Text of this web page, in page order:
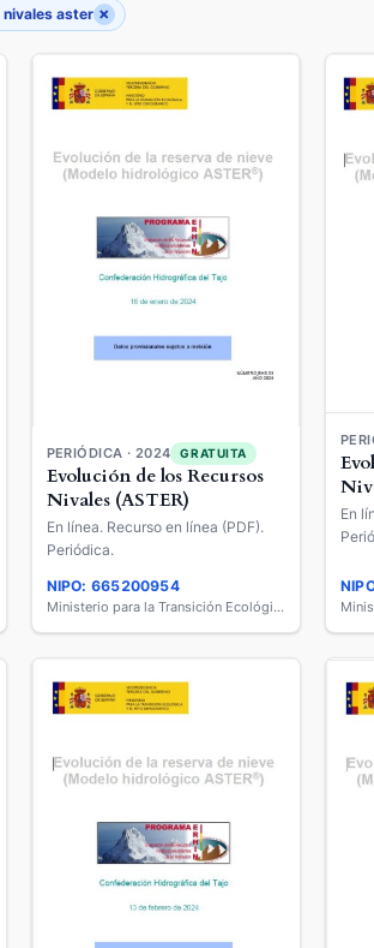
nivales aster ×
PERIÓDICA · 2024 GRATUITA
Evolución de los Recursos
Nivales (ASTER)
En línea. Recurso en línea (PDF).
Periódica.
NIPO: 665200954
Ministerio para la Transición Ecológica y el Reto Demográfico
En